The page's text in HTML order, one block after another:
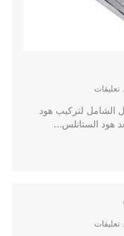
تعليقات
الشامل لتركيب هود
هود الستانلس…
تعليقات